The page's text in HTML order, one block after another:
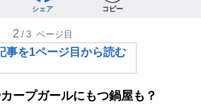
シェア コピー
2 /3 ページ目
事を1ページ目から読む
ープガールにもつ鍋屋も？